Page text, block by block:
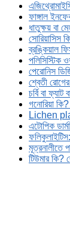
ফাঙ্গাল
ধাতুক্ষয় বা
সোরিয়াসিস
ব্রঙ্কিয়াল
পলিসিস্টিক
পেরোনিস
শ্বেতী
চর্বি বা
গনোরিয়া
Lichen
এটোপিক
মূত্রনালীতে
টিউমার কি?